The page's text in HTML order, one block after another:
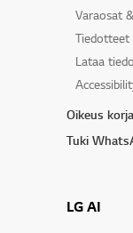
Varaosat
Tiedotteet
Lataa
Oikeus
Tuki
LG AI